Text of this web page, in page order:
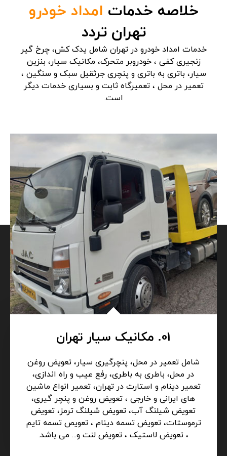
خلاصه خدمات امداد خودرو
تهران تردد
خدمات امداد خودرو در تهران شامل یدک کش، چرخ گیر
زنجیری کفی ، خودروبر متحرک، مکانیک سیار، بنزین
سیار، باتری به باتری و پنچری جرثقیل سبک و سنگین ،
تعمیر در محل ، تعمیرگاه ثابت و بسیاری خدمات دیگر
است.
01. مکانیک سیار تهران
شامل تعمیر در محل، پنچرگیری سیار، تعویض روغن
در محل، باطری به باطری، رفع عیب و راه اندازی،
تعمیر دینام و استارت در تهران، تعمیر انواع ماشین
های ایرانی و خارجی ، تعویض روغن و پنچر گیری،
تعویض شیلنگ آب، تعویض شیلنگ ترمز، تعویض
ترموستات، تعویض تسمه دینام ، تعویص تسمه تایم
، تعویض لاستیک ، تعویض لنت و... می باشد.